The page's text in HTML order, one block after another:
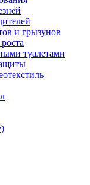
и грызунов
туалетами